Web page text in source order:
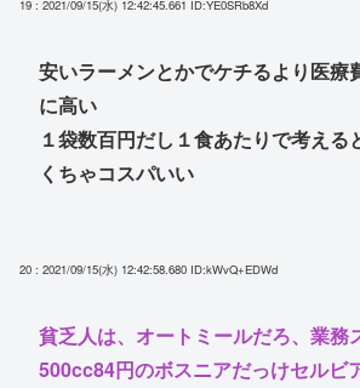
19 : 2021/09/15(水) 12:42:45.661 ID:YE0SRb8Xd
安いラーメンとかでケチるより医療
に高い
１袋数百円だし１食あたりで考える
くちゃコスパいい
20 : 2021/09/15(水) 12:42:58.680 ID:kWvQ+EDWd
貧乏人は、オートミールだろ、業務
500cc84円のボスニアだっけセルビ